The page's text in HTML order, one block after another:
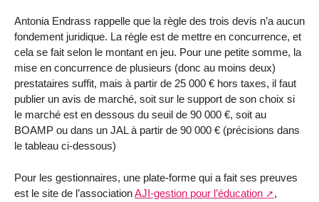
Antonia Endrass rappelle que la règle des trois devis n’a aucun
fondement juridique. La règle est de mettre en concurrence, et
cela se fait selon le montant en jeu. Pour une petite somme, la
mise en concurrence de plusieurs (donc au moins deux)
prestataires suffit, mais à partir de 25 000 € hors taxes, il faut
publier un avis de marché, soit sur le support de son choix si
le marché est en dessous du seuil de 90 000 €, soit au
BOAMP ou dans un JAL à partir de 90 000 € (précisions dans
le tableau ci-dessous)
Pour les gestionnaires, une plate-forme qui a fait ses preuves
est le site de l’associationAJI-gestion pour l’éducation
,